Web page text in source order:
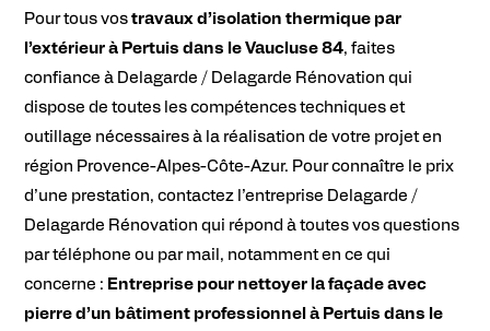
Pour tous vostravaux d’isolation thermique par
l’extérieur à Pertuis dans le Vaucluse 84, faites
confiance à Delagarde / Delagarde Rénovation qui
dispose de toutes les compétences techniques et
outillage nécessaires à la réalisation de votre projet en
région Provence-Alpes-Côte-Azur. Pour connaître le prix
d’une prestation, contactez l’entreprise Delagarde /
Delagarde Rénovation qui répond à toutes vos questions
par téléphone ou par mail, notamment en ce qui
concerne : Entreprise pour nettoyer la façade avec
pierre d’un bâtiment professionnel à Pertuis dans le